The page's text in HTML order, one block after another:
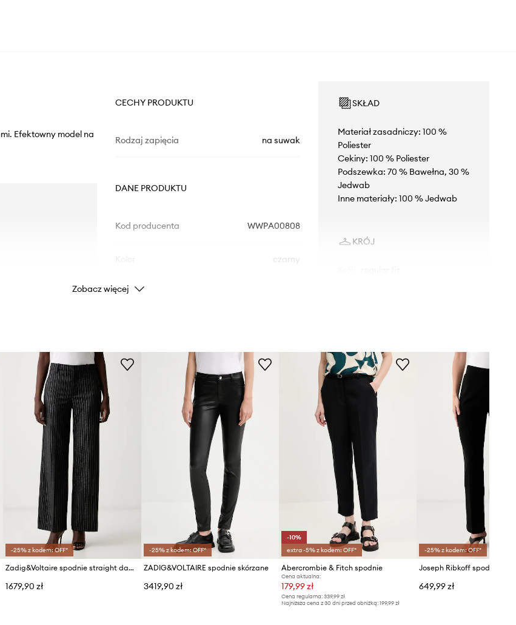
Efektowny model na
CECHY PRODUKTU
Rodzaj zapięcia na suwak
DANE PRODUKTU
Kod producenta WWPA00808
czarny
Marka
ID Produktu
SKŁAD
Materiał zasadniczy: 100 %
Poliester
Cekiny: 100 % Poliester
Podszewka: 70 % Bawełna, 30 %
Jedwab
Inne materiały: 100 % Jedwab
KRÓJ
Zobacz więcej
-25% z kodem: OFF*
Zadig&Voltaire spodnie straight damskie PANOL
1679,90 zł
-25% z kodem: OFF*
ZADIG&VOLTAIRE spodnie skórzane
3419,90 zł
-10%
extra -5% z kodem: OFF*
Abercrombie & Fitch spodnie
Cena aktualna:
179,99 zł
Cena regularna:339,99 zł
Najniższa cena z 30 dni przed obniżką:199,99 zł
-25% z kodem: OFF*
Joseph Ribkoff spodnie
649,99 zł